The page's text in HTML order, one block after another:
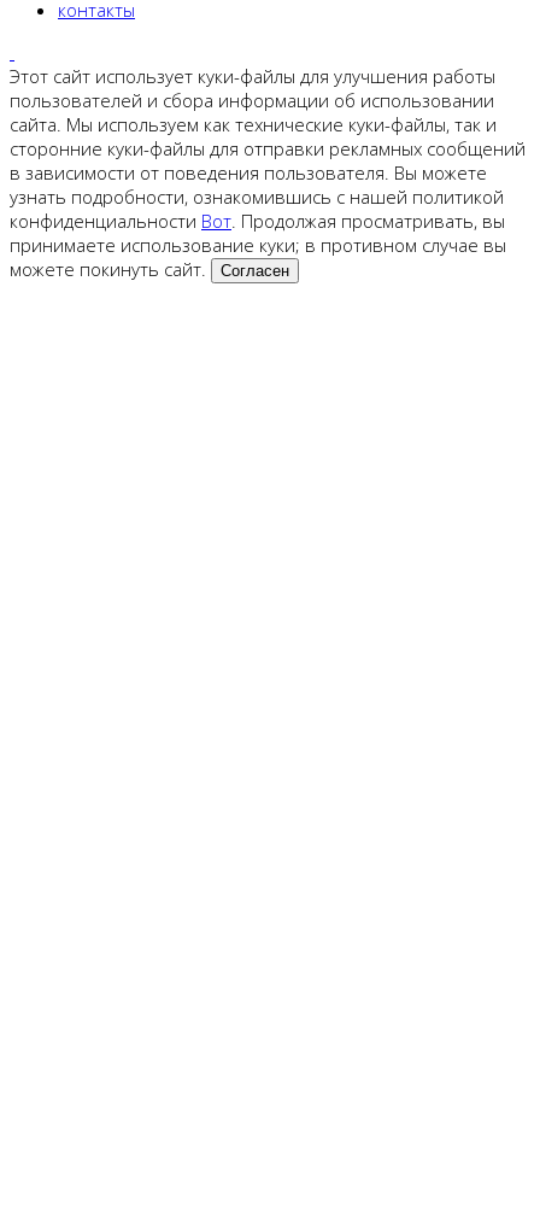
контакты
Этот сайт использует куки-файлы для улучшения работы
пользователей и сбора информации об использовании
сайта. Мы используем как технические куки-файлы, так и
сторонние куки-файлы для отправки рекламных сообщений
в зависимости от поведения пользователя. Вы можете
узнать подробности, ознакомившись с нашей политикой
конфиденциальности Вот. Продолжая просматривать, вы
принимаете использование куки; в противном случае вы
можете покинуть сайт.
Согласен